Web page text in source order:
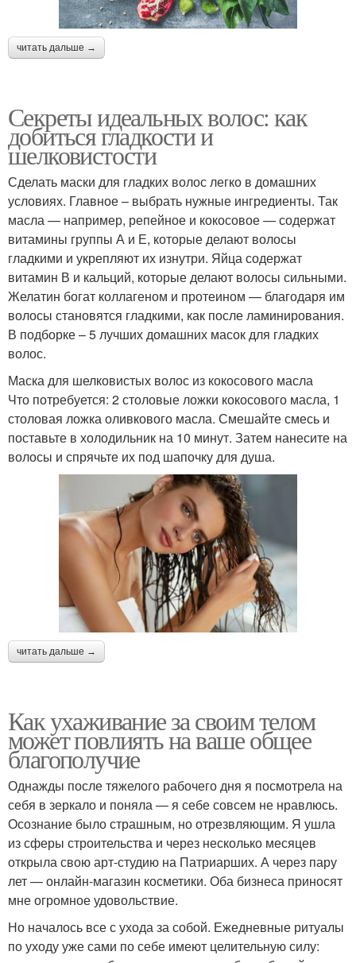
читать дальше →
Секреты идеальных волос: как
добиться гладкости и
шелковистости
Сделать маски для гладких волос легко в домашних
условиях. Главное – выбрать нужные ингредиенты. Так
масла — например, репейное и кокосовое — содержат
витамины группы А и Е, которые делают волосы
гладкими и укрепляют их изнутри. Яйца содержат
витамин В и кальций, которые делают волосы сильными.
Желатин богат коллагеном и протеином — благодаря им
волосы становятся гладкими, как после ламинирования.
В подборке – 5 лучших домашних масок для гладких
волос.
Маска для шелковистых волос из кокосового масла
Что потребуется: 2 столовые ложки кокосового масла, 1
столовая ложка оливкового масла. Смешайте смесь и
поставьте в холодильник на 10 минут. Затем нанесите на
волосы и спрячьте их под шапочку для душа.
читать дальше →
Как ухаживание за своим телом
может повлиять на ваше общее
благополучие
Однажды после тяжелого рабочего дня я посмотрела на
себя в зеркало и поняла — я себе совсем не нравлюсь.
Осознание было страшным, но отрезвляющим. Я ушла
из сферы строительства и через несколько месяцев
открыла свою арт-студию на Патриарших. А через пару
лет — онлайн-магазин косметики. Оба бизнеса приносят
мне огромное удовольствие.
Но началось все с ухода за собой. Ежедневные ритуалы
по уходу уже сами по себе имеют целительную силу: